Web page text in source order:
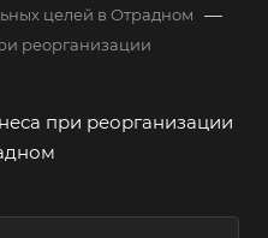
целей в Отрадном —
реорганизации